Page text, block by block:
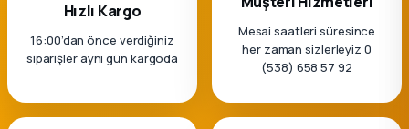
Hızlı Kargo
16:00’dan önce verdiğiniz
siparişler aynı gün kargoda
Mesai saatleri süresince
her zaman sizlerleyiz 0
(538) 658 57 92